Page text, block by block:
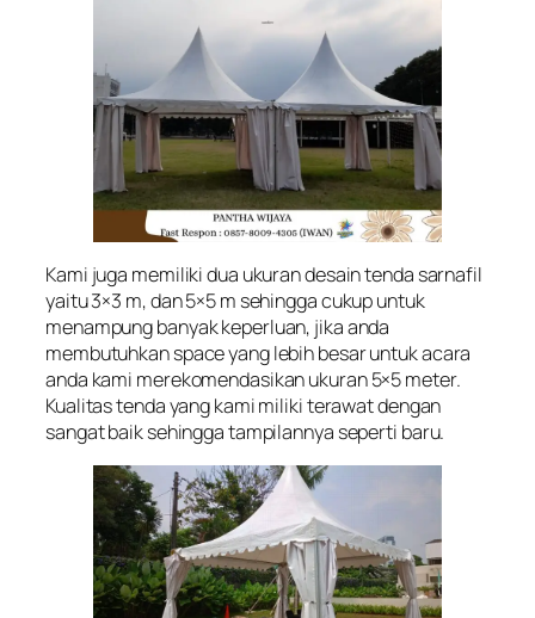
Kami juga memiliki dua ukuran desain tenda sarnafil
yaitu 3×3 m, dan 5×5 m sehingga cukup untuk
menampung banyak keperluan, jika anda
membutuhkan space yang lebih besar untuk acara
anda kami merekomendasikan ukuran 5×5 meter.
Kualitas tenda yang kami miliki terawat dengan
sangat baik sehingga tampilannya seperti baru.